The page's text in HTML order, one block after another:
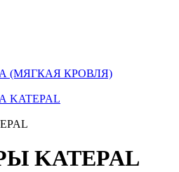
(МЯГКАЯ КРОВЛЯ)
KATEPAL